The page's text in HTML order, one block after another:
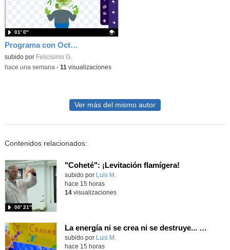
Programa con OctoStudio, un juego homenajeando al House of the dead con Zombies
Contenido educativo.
subido por Felicisimo G.
01′ 0″
-hace una semana - 11 visualizaciones
Ver más del mismo autor
Contenidos relacionados:
"Coheté": ¡Levitación flamígera!
Contenido educativo.
subido por Luis M.
00′ 21″
hace 15 horas
14visualizaciones
La energía ni se crea ni se destruye... ¡se experimenta! El Tierno en la Feria Madrid es Ciencia 2026
Contenido educativo.
subido por Luis M.
hace 15 horas